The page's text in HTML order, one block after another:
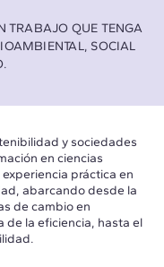
TRABAJO QUE TENGA
SOCIAL
y sociedades
en ciencias
práctica en
abarcando desde la
de cambio en
de la eficiencia, hasta el